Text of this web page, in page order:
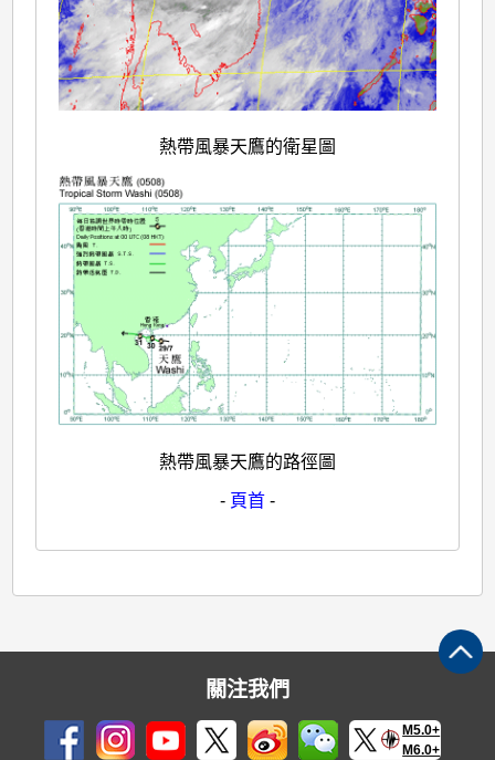
熱帶風暴天鷹的衛星圖
熱帶風暴天鷹的路徑圖
- 頁首 -
關注我們
M5.0+
M6.0+